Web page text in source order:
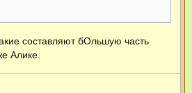
составляют бОльшую часть
Алике.